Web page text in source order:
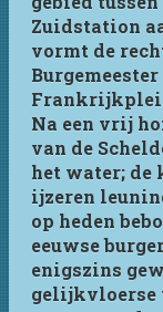
Zuidstation
vormt de
Na een vrij
van de
het water; de
ijzeren
op heden
eeuwse
enigszins
gelijkvloerse